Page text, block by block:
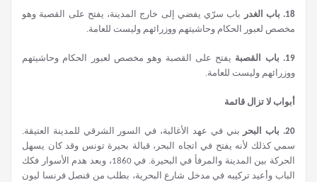
18. باب الغدر
باب سرّي يفضي إلى خارج المدينة، يفتح على القصبة وهو
مخصص لعبور الحكام وحاشيتهم ووزرائهم وليست للعامة.
19. باب القصبة يفتح على القصبة وهو مخصص لعبور الحكام وحاشيتهم
ووزرائهم وليست للعامة.
أبواب لا تزال قائمة
20. باب البحر
بني في عهد الأغالبة، في السور الشرقي للمدينة العتيقة.
سمي كذلك لأنه يفتح في اتجاه البحر، قبالة بحيرة تونس وقد كان يسهل
الحركة بين المدينة والمرفأ في البحيرة. في 1860، وبعد هدم الأسوار فكك
الباب وأعيد تركيبه في مدخل شارع البحرية، بطلب من قنصل فرنسا ليون